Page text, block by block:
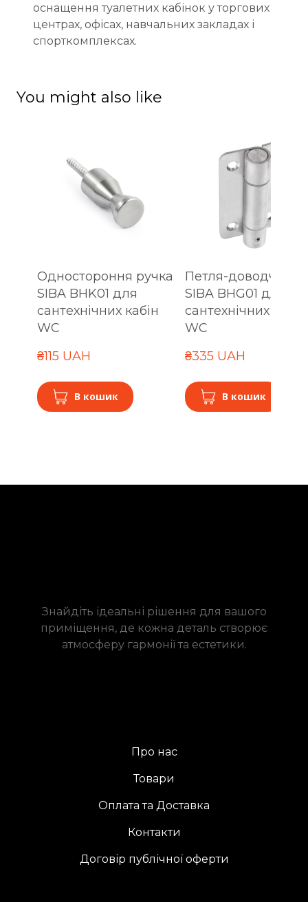
оснащення туалетних кабінок у торгових
центрах, офісах, навчальних закладах і
спорткомплексах.
You might also like
Одностороння ручка
SIBA BHK01 для
сантехнічних кабін
WC
₴115 UAH
В кошик
Петля-доводчик
SIBA BHG01 для
сантехнічних кабін
WC
₴335 UAH
В кошик
Знайдіть ідеальні рішення для вашого
приміщення, де кожна деталь створює
атмосферу гармонії та естетики.
Про нас
Товари
Оплата та Доставка
Контакти
Договір публічної оферти